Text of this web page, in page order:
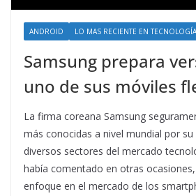
ANDROID LO MAS RECIENTE EN TECNOLOGÍA
Samsung prepara
uno de sus móviles
La firma coreana Samsung
más conocidas a nivel mundial por su
diversos sectores del mercado
había comentado en otras
enfoque en el mercado de los